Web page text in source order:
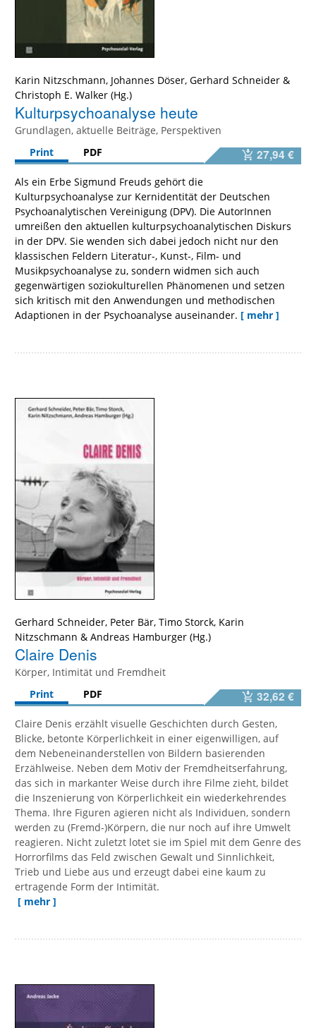
Karin Nitzschmann, Johannes Döser, Gerhard Schneider &
Christoph E. Walker
Kulturpsychoanalyse heute
Grundlagen, aktuelle Beiträge, Perspektiven
Print
PDF 27,94 €
Als ein Erbe Sigmund Freuds gehört die
Kulturpsychoanalyse zur Kernidentität der Deutschen
Psychoanalytischen Vereinigung (DPV). Die AutorInnen
umreißen den aktuellen kulturpsychoanalytischen Diskurs
in der DPV. Sie wenden sich dabei jedoch nicht nur den
klassischen Feldern Literatur-, Kunst-, Film- und
Musikpsychoanalyse zu, sondern widmen sich auch
gegenwärtigen soziokulturellen Phänomenen und setzen
sich kritisch mit den Anwendungen und methodischen
Adaptionen in der Psychoanalyse auseinander. [ mehr ]
Gerhard Schneider, Peter Bär, Timo Storck, Karin
Nitzschmann & Andreas Hamburger
Claire Denis
Körper, Intimität und Fremdheit
Print
PDF 32,62 €
Claire Denis erzählt visuelle Geschichten durch Gesten,
Blicke, betonte Körperlichkeit in einer eigenwilligen, auf
dem Nebeneinanderstellen von Bildern basierenden
Erzählweise. Neben dem Motiv der Fremdheitserfahrung,
das sich in markanter Weise durch ihre Filme zieht, bildet
die Inszenierung von Körperlichkeit ein wiederkehrendes
Thema. Ihre Figuren agieren nicht als Individuen, sondern
werden zu (Fremd-)Körpern, die nur noch auf ihre Umwelt
reagieren. Nicht zuletzt lotet sie im Spiel mit dem Genre des
Horrorfilms das Feld zwischen Gewalt und Sinnlichkeit,
Trieb und Liebe aus und erzeugt dabei eine kaum zu
ertragende Form der Intimität.
[ mehr ]